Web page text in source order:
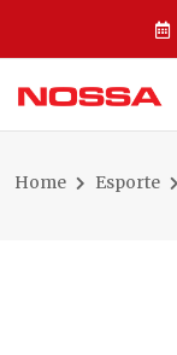
Home Esporte